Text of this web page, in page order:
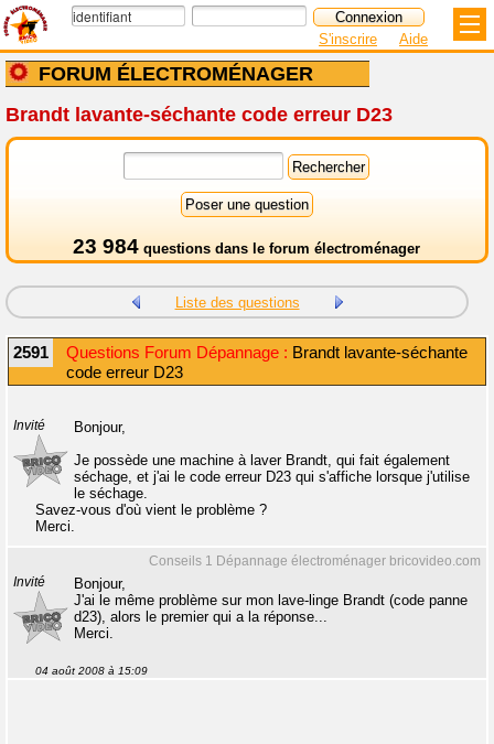
FORUM ÉLECTROMÉNAGER
S'inscrire Aide
Brandt lavante-séchante code erreur D23
23 984 questions dans le forum électroménager
Liste des questions
2591 Questions Forum Dépannage : Brandt lavante-séchante
code erreur D23
Invité
Bonjour,
Je possède une machine à laver Brandt, qui fait également
séchage, et j'ai le code erreur D23 qui s'affiche lorsque j'utilise
le séchage.
Savez-vous d'où vient le problème ?
Merci.
Conseils 1 Dépannage électroménager bricovideo.com
Invité
Bonjour,
J'ai le même problème sur mon lave-linge Brandt (code panne
d23), alors le premier qui a la réponse...
Merci.
04 août 2008 à 15:09